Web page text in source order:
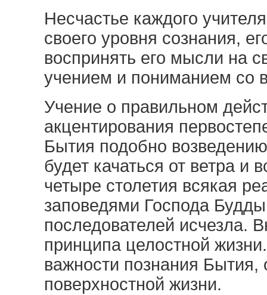
Несчастье каждого
своего уровня сознания,
воспринять его мысли на
учением и пониманием со
Учение о правильном
акцентирования
Бытия подобно
будет качаться от ветра и
четыре столетия всякая
заповедями Господа
последователей исчезла.
принципа целостной
важности познания Бытия,
поверхностной жизни.